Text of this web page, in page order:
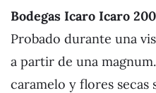
Bodegas Icaro Icaro 20
Probado durante una
a partir de una
caramelo y flores secas